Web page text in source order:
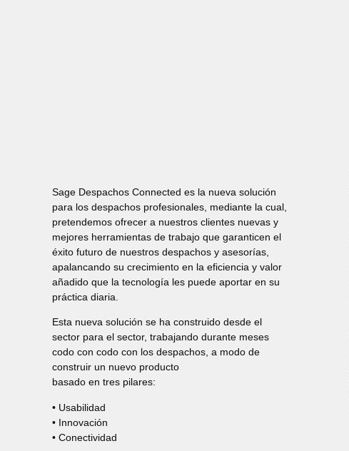
Sage Despachos Connected es la nueva solución
para los despachos profesionales, mediante la cual,
pretendemos ofrecer a nuestros clientes nuevas y
mejores herramientas de trabajo que garanticen el
éxito futuro de nuestros despachos y asesorías,
apalancando su crecimiento en la eficiencia y valor
añadido que la tecnología les puede aportar en su
práctica diaria.
Esta nueva solución se ha construido desde el
sector para el sector, trabajando durante meses
codo con codo con los despachos, a modo de
construir un nuevo producto
basado en tres pilares:
• Usabilidad
• Innovación
• Conectividad